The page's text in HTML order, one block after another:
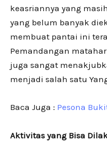
keasriannya yang
yang belum banyak
membuat pantai ini
Pemandangan
juga sangat
menjadi salah satu
Baca Juga : Pesona
Aktivitas yang Bisa